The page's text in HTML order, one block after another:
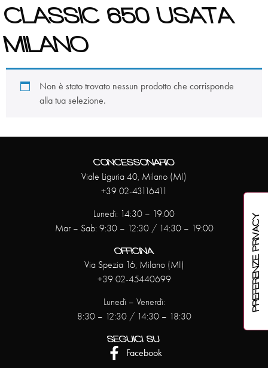
CLASSIC 650 USATA
MILANO
Non è stato trovato nessun prodotto che corrisponde
alla tua selezione.
CONCESSONARIO
Viale Liguria 40, Milano (MI)
+39 02-43116411
Lunedì: 14:30 – 19:00
Mar – Sab: 9:30 – 12:30 / 14:30 – 19:00
OFFICINA
Via Spezia 16, Milano (MI)
+39 02-45440699
Lunedì – Venerdì:
8:30 – 12:30 / 14:30 – 18:30
SEGUICI SU
Facebook